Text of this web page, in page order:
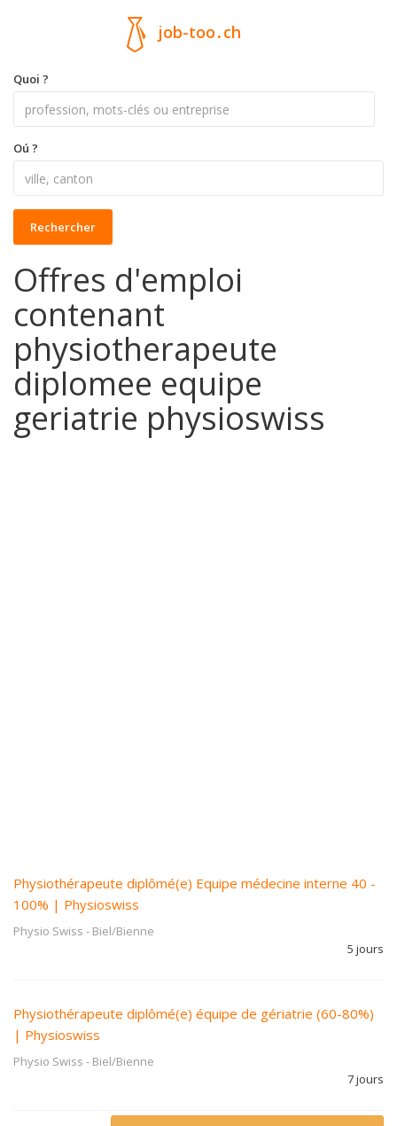
job-too.ch
Quoi ?
Oú ?
Rechercher
Offres d'emploi
contenant
physiotherapeute
diplomee equipe
geriatrie physioswiss
Physiothérapeute diplômé(e) Equipe médecine interne 40 -
100% | Physioswiss
Physio Swiss - Biel/Bienne
5 jours
Physiothérapeute diplômé(e) équipe de gériatrie (60-80%)
| Physioswiss
Physio Swiss - Biel/Bienne
7 jours